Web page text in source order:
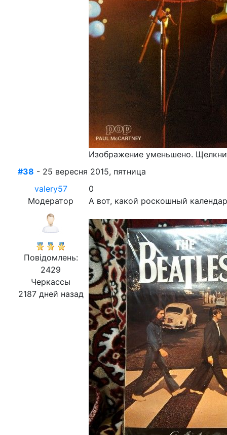
Изображение уменьшено.
#38 - 25 вересня 2015, пятница
valery57
Модератор
Повідомлень:
2429
Черкассы
2187 дней назад
0
А вот, какой роскошный